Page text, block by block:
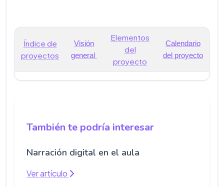
Índice de
proyectos
Visión
general
Elementos
del
proyecto
Calendario
del proyecto
También te podría interesar
Narración digital en el aula
Ver artículo